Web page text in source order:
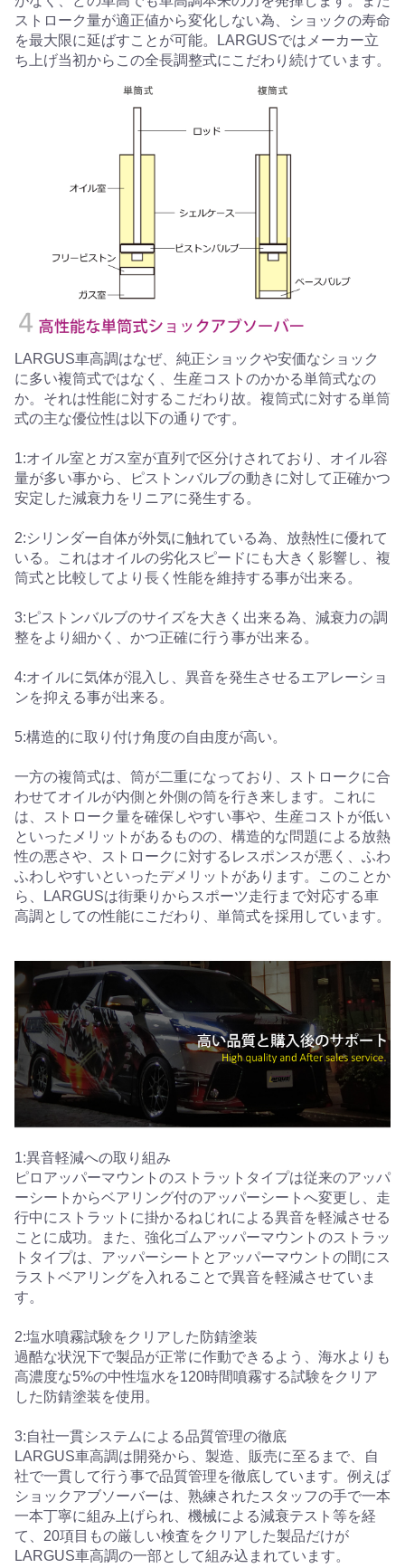
ストローク量が適正値から変化しない為、ショックの寿命
を最大限に延ばすことが可能。LARGUSではメーカー立
ち上げ当初からこの全長調整式にこだわり続けています。
LARGUS車高調はなぜ、純正ショックや安価なショック
に多い複筒式ではなく、生産コストのかかる単筒式なの
か。それは性能に対するこだわり故。複筒式に対する単筒
式の主な優位性は以下の通りです。
1:オイル室とガス室が直列で区分けされており、オイル容
量が多い事から、ピストンバルブの動きに対して正確かつ
安定した減衰力をリニアに発生する。
2:シリンダー自体が外気に触れている為、放熱性に優れて
いる。これはオイルの劣化スピードにも大きく影響し、複
筒式と比較してより長く性能を維持する事が出来る。
3:ピストンバルブのサイズを大きく出来る為、減衰力の調
整をより細かく、かつ正確に行う事が出来る。
4:オイルに気体が混入し、異音を発生させるエアレーショ
ンを抑える事が出来る。
5:構造的に取り付け角度の自由度が高い。
一方の複筒式は、筒が二重になっており、ストロークに合
わせてオイルが内側と外側の筒を行き来します。これに
は、ストローク量を確保しやすい事や、生産コストが低い
といったメリットがあるものの、構造的な問題による放熱
性の悪さや、ストロークに対するレスポンスが悪く、ふわ
ふわしやすいといったデメリットがあります。このことか
ら、LARGUSは街乗りからスポーツ走行まで対応する車
高調としての性能にこだわり、単筒式を採用しています。
1:異音軽減への取り組み
ピロアッパーマウントのストラットタイプは従来のアッパ
ーシートからベアリング付のアッパーシートへ変更し、走
行中にストラットに掛かるねじれによる異音を軽減させる
ことに成功。また、強化ゴムアッパーマウントのストラッ
トタイプは、アッパーシートとアッパーマウントの間にス
ラストベアリングを入れることで異音を軽減させていま
す。
2:塩水噴霧試験をクリアした防錆塗装
過酷な状況下で製品が正常に作動できるよう、海水よりも
高濃度な5%の中性塩水を120時間噴霧する試験をクリア
した防錆塗装を使用。
3:自社一貫システムによる品質管理の徹底
LARGUS車高調は開発から、製造、販売に至るまで、自
社で一貫して行う事で品質管理を徹底しています。例えば
ショックアブソーバーは、熟練されたスタッフの手で一本
一本丁寧に組み上げられ、機械による減衰テスト等を経
て、20項目もの厳しい検査をクリアした製品だけが
LARGUS車高調の一部として組み込まれています。